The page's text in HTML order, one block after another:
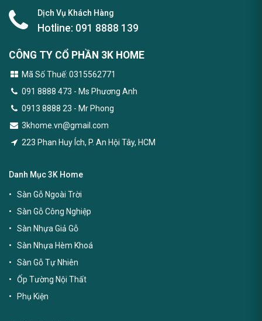
Dịch Vụ Khách Hàng
Hotline: 091 8888 139
CÔNG TY CỔ PHẦN 3K HOME
Mã Số Thuế: 0315562771
091 8888 473 - Ms Phương Anh
0913 8888 23 - Mr Phong
3khome.vn@gmail.com
223 Phan Huy Ích, P. An Hội Tây, HCM
Danh Mục 3K Home
Sàn Gỗ Ngoài Trời
Sàn Gỗ Công Nghiệp
Sàn Nhựa Giả Gỗ
Sàn Nhựa Hèm Khoá
Sàn Gỗ Tự Nhiên
Ốp Tường Nội Thất
Phụ Kiện